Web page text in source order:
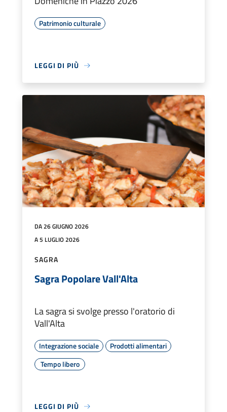
Patrimonio culturale
LEGGI DI PIÙ
DA 26 GIUGNO 2026
A 5 LUGLIO 2026
SAGRA
Sagra Popolare Vall'Alta
La sagra si svolge presso l'oratorio di
Vall'Alta
Integrazione sociale
Prodotti alimentari
Tempo libero
LEGGI DI PIÙ